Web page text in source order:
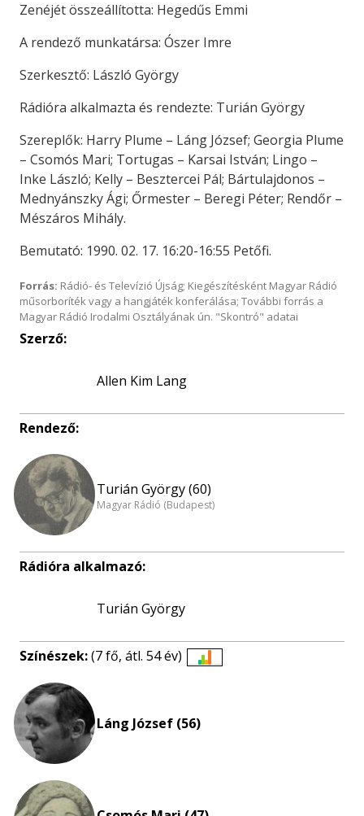
Zenéjét összeállította: Hegedűs Emmi
A rendező munkatársa: Ószer Imre
Szerkesztő: László György
Rádióra alkalmazta és rendezte: Turián György
Szereplők: Harry Plume – Láng József; Georgia Plume
– Csomós Mari; Tortugas – Karsai István; Lingo –
Inke László; Kelly – Besztercei Pál; Bártulajdonos –
Mednyánszky Ági; Őrmester – Beregi Péter; Rendőr –
Mészáros Mihály.
Bemutató: 1990. 02. 17. 16:20-16:55 Petőfi.
Forrás: Rádió- és Televízió Újság; Kiegészítésként Magyar Rádió
műsorboríték vagy a hangjáték konferálása; További forrás a
Magyar Rádió Irodalmi Osztályának ún. "Skontró" adatai
Szerző:
Allen Kim Lang
Rendező:
Turián György (60)
Magyar Rádió (Budapest)
Rádióra alkalmazó:
Turián György
Színészek:(7 fő, átl. 54 év)
Láng József (56)